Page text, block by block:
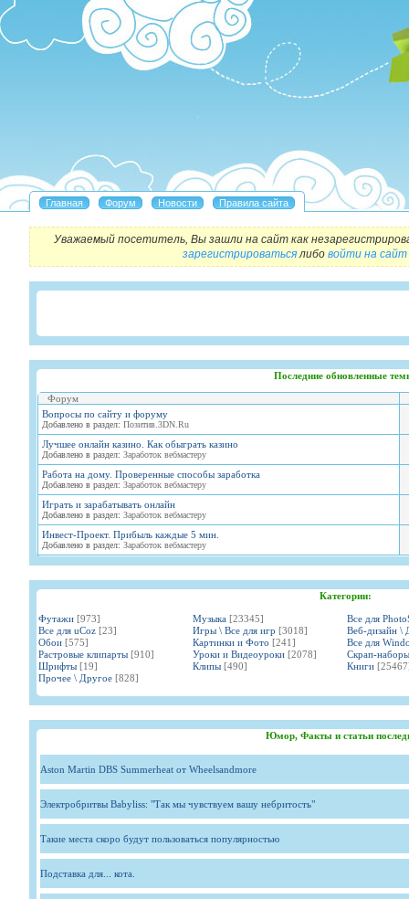
Уважаемый посетитель, Вы зашли на сайт как
зарегистрироватьсялибо войти на сайт
Последние обновленные
Форум
Вопросы по сайту и форуму
Добавлено в раздел: Позитив.3DN.Ru
Лучшее онлайн казино. Как обыграть казино
Добавлено в раздел: Заработок вебмастеру
Работа на дому. Проверенные способы заработка
Добавлено в раздел: Заработок вебмастеру
Играть и зарабатывать онлайн
Добавлено в раздел: Заработок вебмастеру
Инвест-Проект. Прибыль каждые 5 мин.
Добавлено в раздел: Заработок вебмастеру
Категории:
Футажи [973] Музыка [23345]
Все для
Все для uCoz [23] Игры \ Все для игр [3018]
Веб-дизайн \
Обои [575] Картинки и Фото [241]
Все для
Растровые клипарты [910] Уроки и Видеоуроки [2078]
Скрап-наборы
Шрифты [19] Клипы [490] Книги
Прочее \ Другое [828]
Юмор, Факты и статьи
Aston Martin DBS Summerheat от Wheelsandmore
Электробритвы Babyliss: "Так мы чувствуем вашу небритость"
Такие места скоро будут пользоваться популярностью
Подставка для... кота.